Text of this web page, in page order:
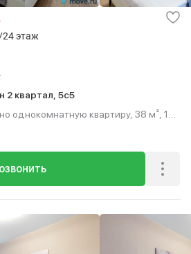
этаж
2 квартал, 5с5
однокомнатную квартиру, 38 м², 15